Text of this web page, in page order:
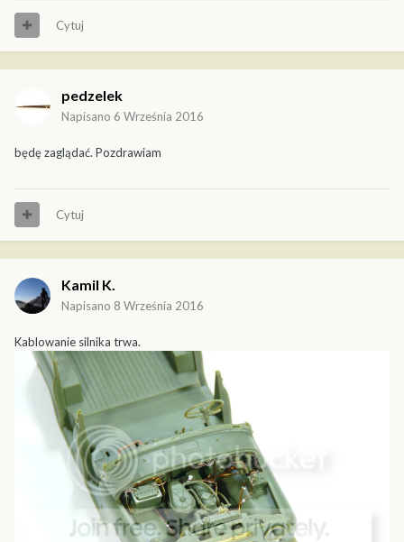
Cytuj
pedzelek
Napisano 6 Września 2016
będę zaglądać. Pozdrawiam
Cytuj
Kamil K.
Napisano 8 Września 2016
Kablowanie silnika trwa.